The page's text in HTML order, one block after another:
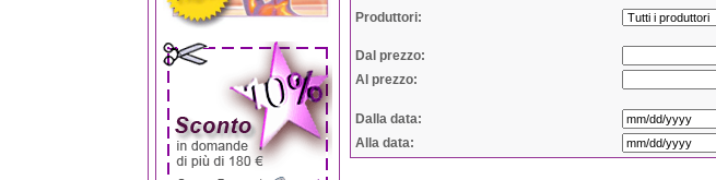
Produttori:
Dal prezzo:
Al prezzo:
Dalla data:
Alla data: